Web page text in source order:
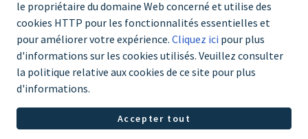
03 303 70 67
Logiciel Helpdesk par Freshdesk
Politique concernant les
cookies
le propriétaire du domaine Web concerné et utilise des
cookies HTTP pour les fonctionnalités essentielles et
pour améliorer votre expérience. Cliquez ici pour plus
d'informations sur les cookies utilisés. Veuillez consulter
la politique relative aux cookies de ce site pour plus
d'informations.
Accepter tout